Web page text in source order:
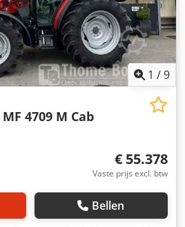
1 /9
MF 4709 M Cab
€ 55.378
Vaste prijs excl. btw
Bellen